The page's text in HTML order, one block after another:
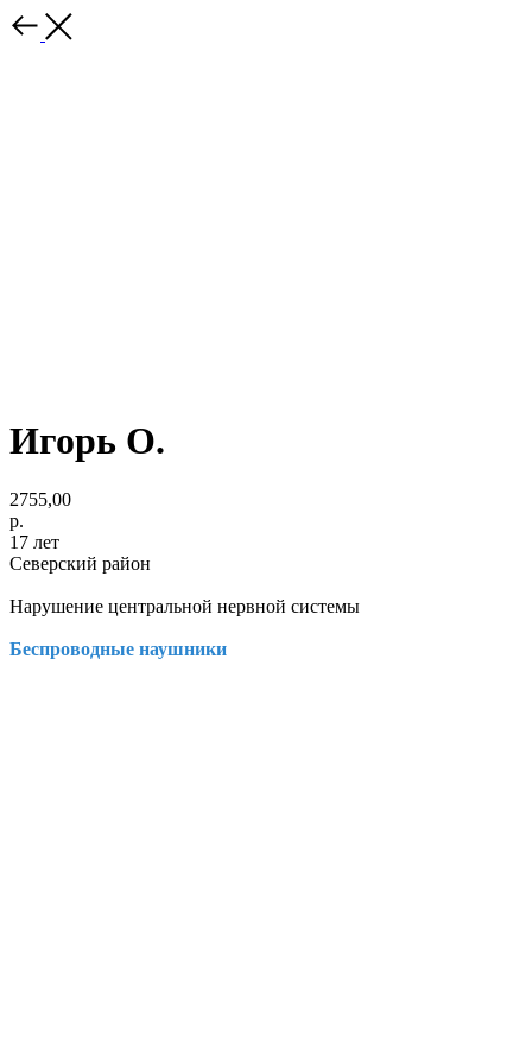
Игорь О.
2755,00
р.
17 лет
Северский район
Нарушение центральной нервной системы
Беспроводные наушники